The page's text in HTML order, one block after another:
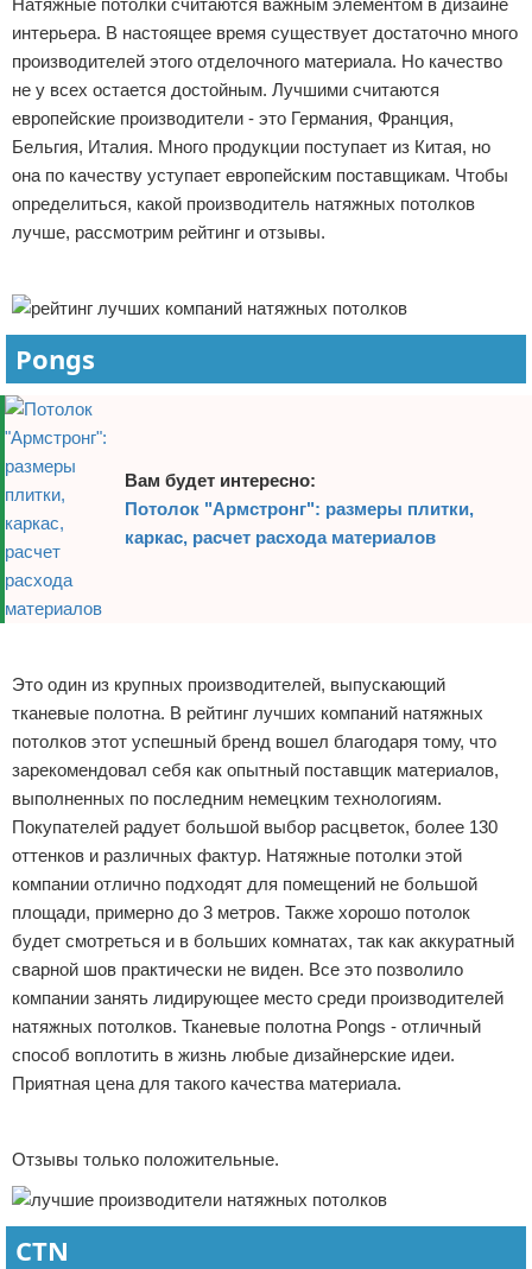
Домашний быт
Коммунальные услуги
Сантехника
Безопасность
Стройматериалы
Разное
Отказ от ответственности
Натяжные потолки считаются важным элементом в дизайне
интерьера. В настоящее время существует достаточно много
производителей этого отделочного материала. Но качество
не у всех остается достойным. Лучшими считаются
европейские производители - это Германия, Франция,
Бельгия, Италия. Много продукции поступает из Китая, но
она по качеству уступает европейским поставщикам. Чтобы
определиться, какой производитель натяжных потолков
лучше, рассмотрим рейтинг и отзывы.
Pongs
Вам будет интересно:
Потолок "Армстронг": размеры плитки,
каркас, расчет расхода материалов
Это один из крупных производителей, выпускающий
тканевые полотна. В рейтинг лучших компаний натяжных
потолков этот успешный бренд вошел благодаря тому, что
зарекомендовал себя как опытный поставщик материалов,
выполненных по последним немецким технологиям.
Покупателей радует большой выбор расцветок, более 130
оттенков и различных фактур. Натяжные потолки этой
компании отлично подходят для помещений не большой
площади, примерно до 3 метров. Также хорошо потолок
будет смотреться и в больших комнатах, так как аккуратный
сварной шов практически не виден. Все это позволило
компании занять лидирующее место среди производителей
натяжных потолков. Тканевые полотна Pongs - отличный
способ воплотить в жизнь любые дизайнерские идеи.
Приятная цена для такого качества материала.
Отзывы только положительные.
CTN